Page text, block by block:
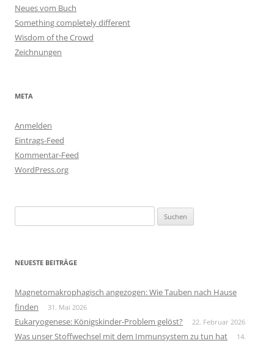
Neues vom Buch
Something completely different
Wisdom of the Crowd
Zeichnungen
META
Anmelden
Eintrags-Feed
Kommentar-Feed
WordPress.org
nach:
NEUESTE BEITRÄGE
Magnetomakrophagisch angezogen: Wie Tauben nach Hause
finden
31. Mai 2026
Eukaryogenese: Königskinder-Problem gelöst? 22. Februar 2026
Was unser Stoffwechsel mit dem Immunsystem zu tun hat
14.